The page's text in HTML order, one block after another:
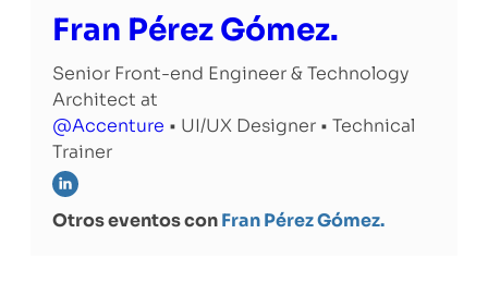
Fran Pérez Gómez.
Senior Front-end Engineer & Technology
Architect at
@Accenture • UI/UX Designer • Technical
Trainer
Otros eventos conFran Pérez Gómez.